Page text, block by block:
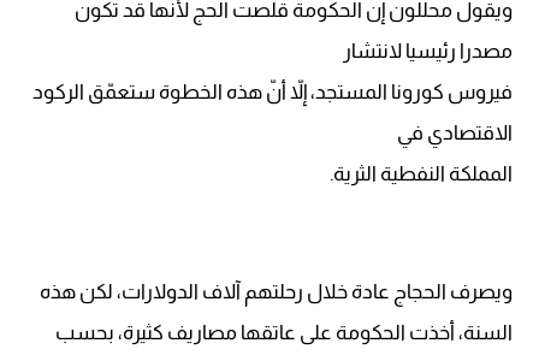
ويقول محللون إن الحكومة قلّصت الحج لأنها قد تكون
مصدرا رئيسيا لانتشار
فيروس كورونا المستجد، إلاّ أنّ هذه الخطوة ستعمّق الركود
الاقتصادي في
المملكة النفطية الثرية.
ويصرف الحجاج عادة خلال رحلتهم آلاف الدولارات، لكن هذه
السنة، أخذت الحكومة على عاتقها مصاريف كثيرة، بحسب